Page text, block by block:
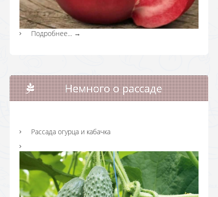
Подробнее... →
Немного о рассаде
Рассада огурца и кабачка